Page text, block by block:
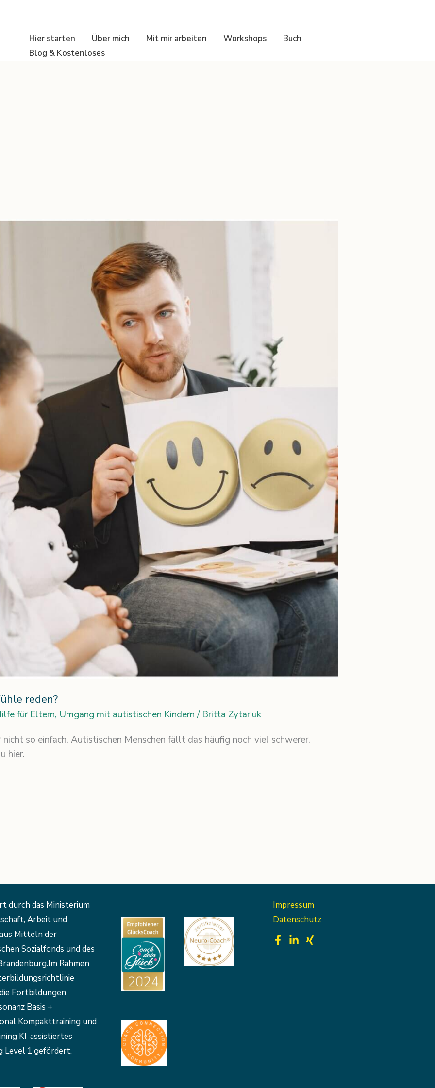
Hier starten Über mich Mit mir arbeiten Workshops
Buch
Blog & Kostenloses
reden?
für Eltern, Umgang mit autistischen Kindern/ Britta Zytariuk
so einfach. Autistischen Menschen fällt das häufig noch viel schwerer.
hier.
durch das Ministerium
Arbeit und
Mitteln der
Sozialfonds und des
Rahmen
Fortbildungen
Basis +
Kompakttraining und
KI-assistiertes
Level 1 gefördert.
Impressum
Datenschutz